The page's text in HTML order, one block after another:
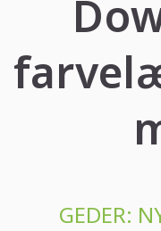
GEDER: